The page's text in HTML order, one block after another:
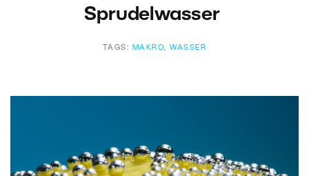
Sprudelwasser
TAGS: MAKRO,WASSER